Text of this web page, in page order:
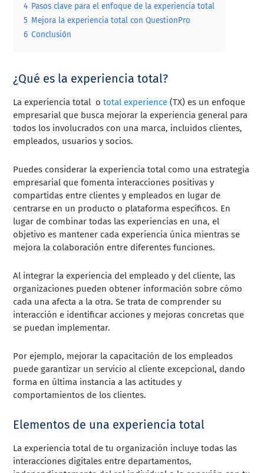
4 Pasos clave para el enfoque de la experiencia total
5 Mejora la experiencia total con QuestionPro
6 Conclusión
¿Qué es la experiencia total?
La experiencia total ototal experience (TX) es un enfoque
empresarial que busca mejorar la experiencia general para
todos los involucrados con una marca, incluidos clientes,
empleados, usuarios y socios.
Puedes considerar la experiencia total como una estrategia
empresarial que fomenta interacciones positivas y
compartidas entre clientes y empleados en lugar de
centrarse en un producto o plataforma específicos. En
lugar de combinar todas las experiencias en una, el
objetivo es mantener cada experiencia única mientras se
mejora la colaboración entre diferentes funciones.
Al integrar la experiencia del empleado y del cliente, las
organizaciones pueden obtener información sobre cómo
cada una afecta a la otra. Se trata de comprender su
interacción e identificar acciones y mejoras concretas que
se puedan implementar.
Por ejemplo, mejorar la capacitación de los empleados
puede garantizar un servicio al cliente excepcional, dando
forma en última instancia a las actitudes y
comportamientos de los clientes.
Elementos de una experiencia total
La experiencia total de tu organización incluye todas las
interacciones digitales entre departamentos,